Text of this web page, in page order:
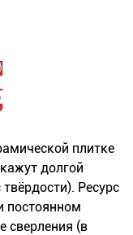
плитке
долгой
Ресурс
постоянном
сверления (в